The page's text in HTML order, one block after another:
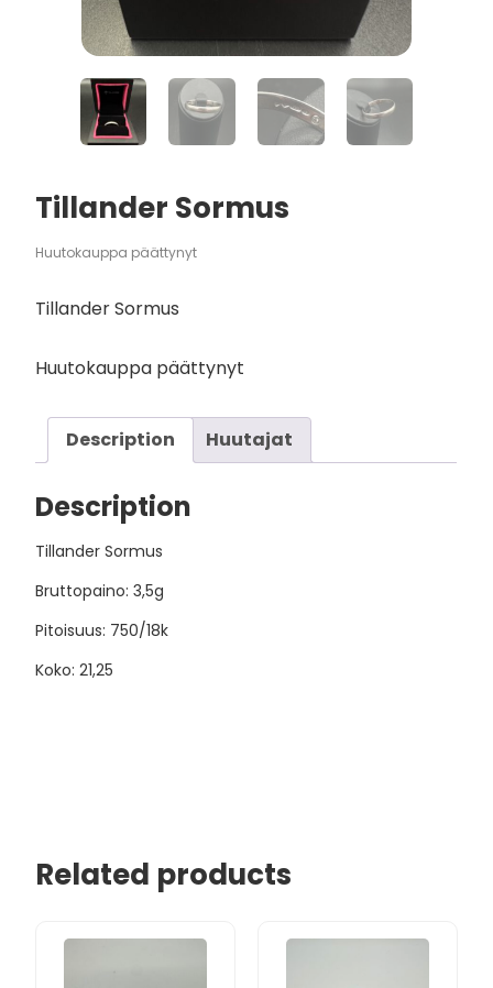
Tillander Sormus
Huutokauppa päättynyt
Tillander Sormus
Huutokauppa päättynyt
Description Huutajat
Description
Tillander Sormus
Bruttopaino: 3,5g
Pitoisuus: 750/18k
Koko: 21,25
Related products